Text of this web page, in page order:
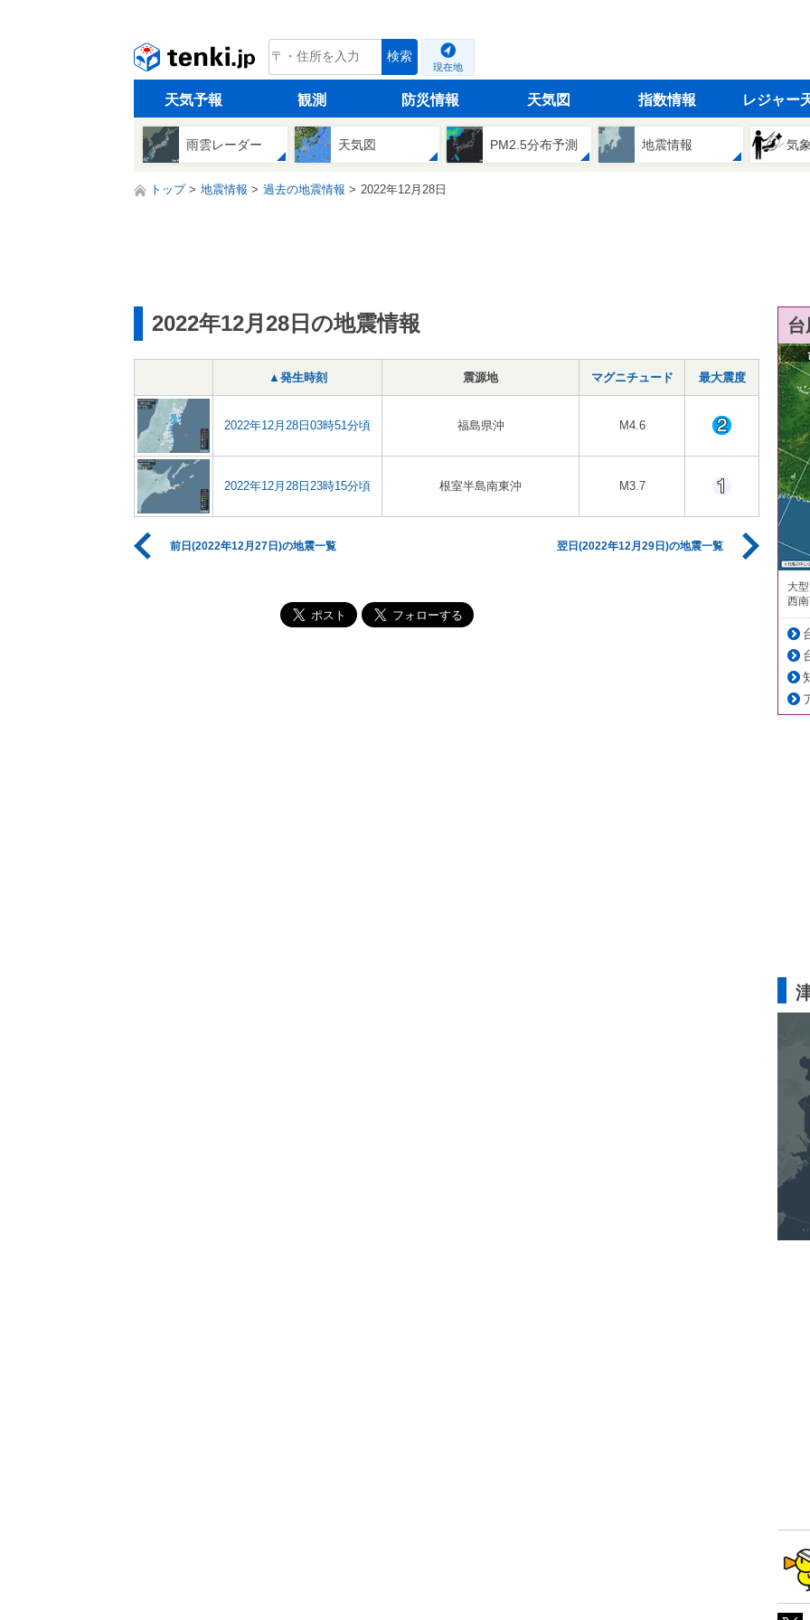
tenki.jp 検索
現在地
天気予報 観測 防災情報 天気図 指数情報 レジャー
雨雲レーダー 天気図 PM2.5分布予測 地震情報 気
トップ 地震情報 過去の地震情報 2022年12月28日
2022年12月28日の地震情報
▲発生時刻 震源地 マグニチュード 最大震度
2022年12月28日03時51分頃 福島県沖 M4.6
2022年12月28日23時15分頃 根室半島南東沖 M3.7
前日(2022年12月27日)の地震一覧 翌日(2022年12月29日)の地震一覧
大
西